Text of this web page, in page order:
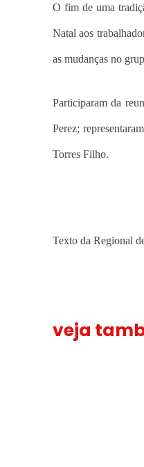
O fim de uma
Natal aos
as mudanças no
Participaram da
Perez;
Torres Filho.
Texto da Regional
veja